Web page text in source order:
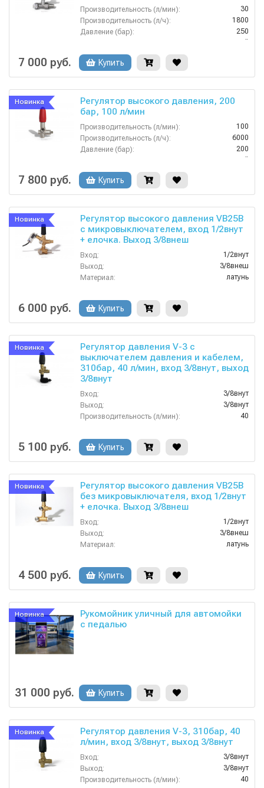
Производительность (л/мин):
30
Производительность (л/ч):
1800
Давление (бар):
250
7 000 руб. Купить
Новинка
Регулятор высокого давления, 200
бар, 100 л/мин
Производительность (л/мин):
100
Производительность (л/ч):
6000
Давление (бар):
200
7 800 руб. Купить
Новинка
Регулятор высокого давления VB25B
с микровыключателем, вход 1/2внут
+ елочка. Выход 3/8внеш
Вход:
1/2внут
Выход:
3/8внеш
Материал:
латунь
Температура (°C):
6 000 руб. Купить
Новинка
Регулятор давления V-3 с
выключателем давления и кабелем,
310бар, 40 л/мин, вход 3/8внут, выход
3/8внут
Вход:
3/8внут
Выход:
3/8внут
Производительность (л/мин):
40
Страна-производитель:
5 100 руб. Купить
Новинка
Регулятор высокого давления VB25B
без микровыключателя, вход 1/2внут
+ елочка. Выход 3/8внеш
Вход:
1/2внут
Выход:
3/8внеш
Материал:
латунь
Температура (°C):
4 500 руб. Купить
Новинка
Рукомойник уличный для автомойки
с педалью
31 000 руб. Купить
Новинка
Регулятор давления V-3, 310бар, 40
л/мин, вход 3/8внут, выход 3/8внут
Вход:
3/8внут
Выход:
3/8внут
Производительность (л/мин):
40